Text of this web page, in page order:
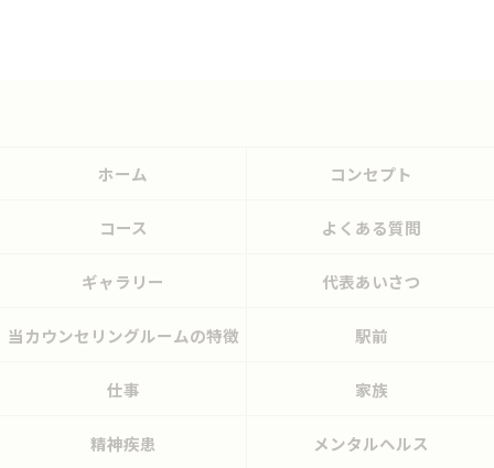
ホーム コンセプト
コース よくある質問
ギャラリー 代表あいさつ
当カウンセリングルームの特徴 駅前
仕事 家族
精神疾患 メンタルヘルス